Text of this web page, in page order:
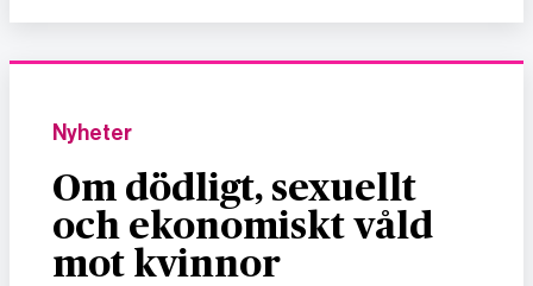
Nyheter
Om dödligt, sexuellt
och ekonomiskt våld
mot kvinnor